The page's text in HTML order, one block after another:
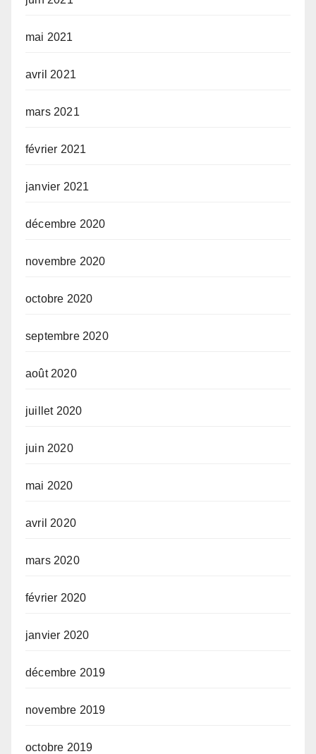
mai 2021
avril 2021
mars 2021
février 2021
janvier 2021
décembre 2020
novembre 2020
octobre 2020
septembre 2020
août 2020
juillet 2020
juin 2020
mai 2020
avril 2020
mars 2020
février 2020
janvier 2020
décembre 2019
novembre 2019
octobre 2019